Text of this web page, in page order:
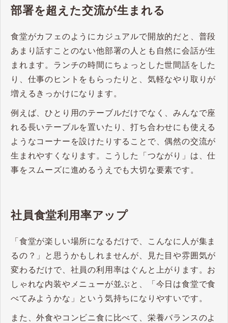
部署を超えた交流が生まれる
食堂がカフェのようにカジュアルで開放的だと、普段
あまり話すことのない他部署の人とも自然に会話が生
まれます。ランチの時間にちょっとした世間話をした
り、仕事のヒントをもらったりと、気軽なやり取りが
増えるきっかけになります。
例えば、ひとり用のテーブルだけでなく、みんなで座
れる長いテーブルを置いたり、打ち合わせにも使える
ようなコーナーを設けたりすることで、偶然の交流が
生まれやすくなります。こうした「つながり」は、仕
事をスムーズに進めるうえでも大切な要素です。
社員食堂利用率アップ
「食堂が楽しい場所になるだけで、こんなに人が集ま
るの？」と思うかもしれませんが、見た目や雰囲気が
変わるだけで、社員の利用率はぐんと上がります。お
しゃれな内装やメニューが並ぶと、「今日は食堂で食
べてみようかな」という気持ちになりやすいです。
また、外食やコンビニ食に比べて、栄養バランスのよ